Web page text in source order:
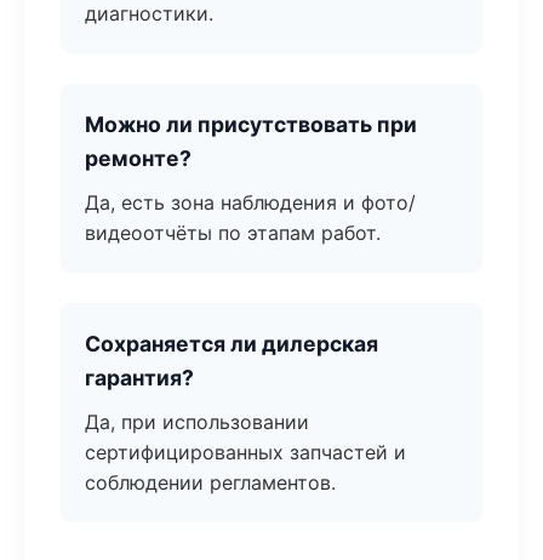
диагностики.
Можно ли присутствовать при
ремонте?
Да, есть зона наблюдения и фото/
видеоотчёты по этапам работ.
Сохраняется ли дилерская
гарантия?
Да, при использовании
сертифицированных запчастей и
соблюдении регламентов.